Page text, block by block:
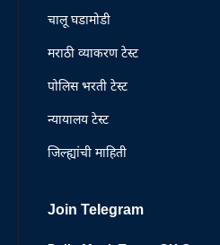
चालू घडामोडी
मराठी व्याकरण टेस्ट
पोलिस भरती टेस्ट
न्यायालय टेस्ट
जिल्ह्यांची माहिती
Join Telegram